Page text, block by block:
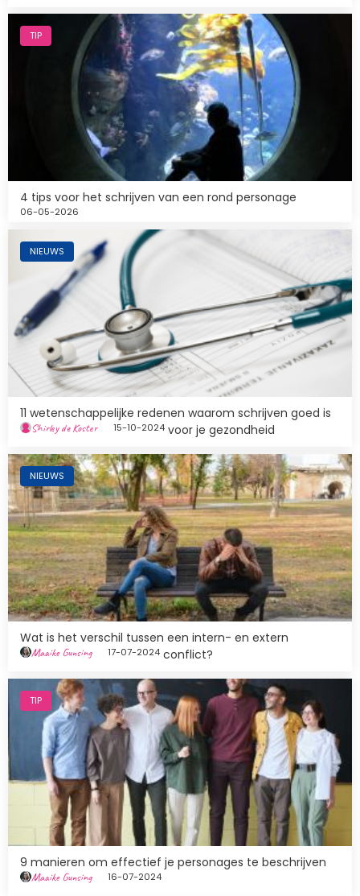
TIP
4 tips voor het schrijven van een rond personage
06-05-2026
NIEUWS
11 wetenschappelijke redenen waarom schrijven goed is
voor je gezondheid
Shirley de Koster 15-10-2024
NIEUWS
Afbeelding
Wat is het verschil tussen een intern- en extern
conflict?
Maaike Gunsing 17-07-2024
TIP
Afbeelding
9 manieren om effectief je personages te beschrijven
Maaike Gunsing 16-07-2024